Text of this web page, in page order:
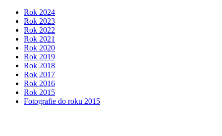
Rok 2024
Rok 2023
Rok 2022
Rok 2021
Rok 2020
Rok 2019
Rok 2018
Rok 2017
Rok 2016
Rok 2015
Fotografie do roku 2015